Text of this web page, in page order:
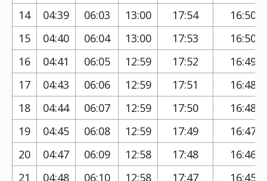
14
04:39 06:03 13:00 17:54
16:50
15
04:40 06:04 13:00 17:53
16:50
16
04:41 06:05 12:59 17:52
16:49
17
04:43 06:06 12:59 17:51
16:48
18
04:44 06:07 12:59 17:50
16:48
19
04:45 06:08 12:59 17:49
16:47
20
04:47 06:09 12:58 17:48
16:46
21
04:48 06:10 12:58 17:47
16:45